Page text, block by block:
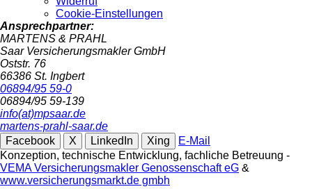
Cookie-Einstellungen
Ansprechpartner:
MARTENS & PRAHL
Saar Versicherungsmakler GmbH
Oststr. 76
66386 St. Ingbert
06894/95 59-0
06894/95 59-139
info(at)mpsaar.de
martens-prahl-saar.de
Facebook
X LinkedIn Xing
E-Mail
Konzeption, technische Entwicklung, fachliche Betreuung -
VEMA Versicherungsmakler Genossenschaft eG &
www.versicherungsmarkt.de gmbh